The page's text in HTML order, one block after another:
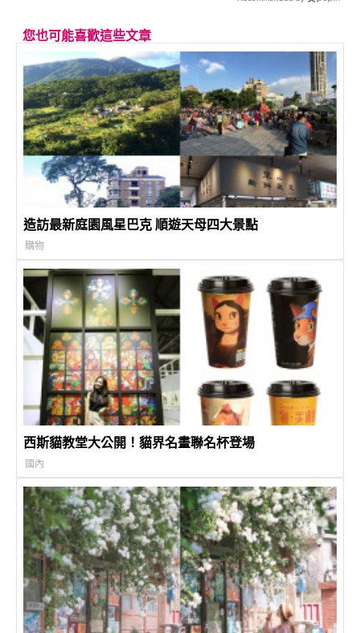
您也可能喜歡這些文章
造訪最新庭園風星巴克 順遊天母四大景點
購物
西斯貓教堂大公開！貓界名畫聯名杯登場
國內